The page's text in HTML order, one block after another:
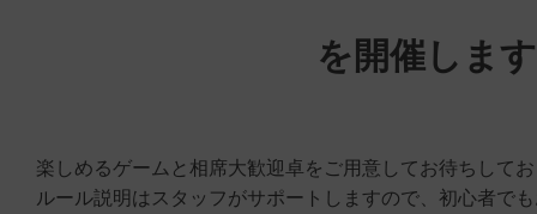
を開催しま
楽しめるゲームと相席大歓迎卓をご用意してお待ちして
ルール説明はスタッフがサポートしますので、初心者で